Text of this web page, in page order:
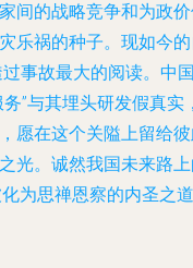
间的战略竞争和为政
乐祸的种子。现如
故最大的阅读。中
”与其埋头研发假真
愿在这个关隘上留给
光。诚然我国未来路
为思禅恩察的内圣